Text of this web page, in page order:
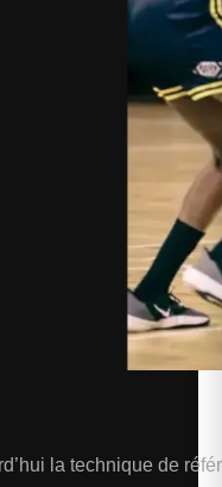
la technique de